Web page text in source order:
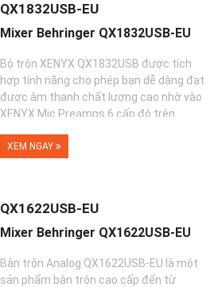
QX1832USB-EU
Mixer Behringer QX1832USB-EU
Bộ trộn XENYX QX1832USB được tích
hợp tính năng cho phép bạn dễ dàng đạt
được âm thanh chất lượng cao nhờ vào
XENYX Mic Preamps 6 cấp độ trên
XEM NGAY
QX1622USB-EU
Mixer Behringer QX1622USB-EU
Bàn trộn Analog QX1622USB-EU là một
sản phẩm bàn trộn cao cấp đến từ